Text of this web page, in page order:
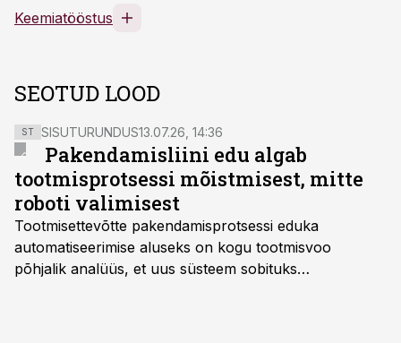
Keemiatööstus
SEOTUD LOOD
ST SISUTURUNDUS13.07.26, 14:36
Pakendamisliini edu algab
tootmisprotsessi mõistmisest, mitte
roboti valimisest
Tootmisettevõtte pakendamisprotsessi eduka
automatiseerimise aluseks on kogu tootmisvoo
põhjalik analüüs, et uus süsteem sobituks